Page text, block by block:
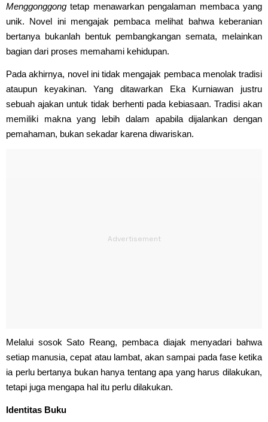
Menggonggong tetap menawarkan pengalaman membaca yang
unik. Novel ini mengajak pembaca melihat bahwa keberanian
bertanya bukanlah bentuk pembangkangan semata, melainkan
bagian dari proses memahami kehidupan.
Pada akhirnya, novel ini tidak mengajak pembaca menolak tradisi
ataupun keyakinan. Yang ditawarkan Eka Kurniawan justru
sebuah ajakan untuk tidak berhenti pada kebiasaan. Tradisi akan
memiliki makna yang lebih dalam apabila dijalankan dengan
pemahaman, bukan sekadar karena diwariskan.
Melalui sosok Sato Reang, pembaca diajak menyadari bahwa
setiap manusia, cepat atau lambat, akan sampai pada fase ketika
ia perlu bertanya bukan hanya tentang apa yang harus dilakukan,
tetapi juga mengapa hal itu perlu dilakukan.
Identitas Buku